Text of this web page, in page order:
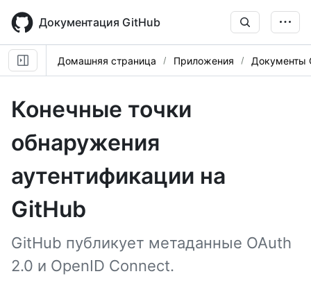
main
content
Документация GitHub
Домашняя страница Приложения Документы
Конечные точки
обнаружения
аутентификации на
GitHub
GitHub публикует метаданные OAuth
2.0 и OpenID Connect.